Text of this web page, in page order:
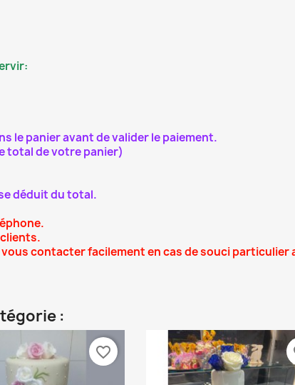
le panier avant de valider le paiement.
total de votre panier)
déduit du total.
contacter facilement en cas de souci particulier
:
favorite_border